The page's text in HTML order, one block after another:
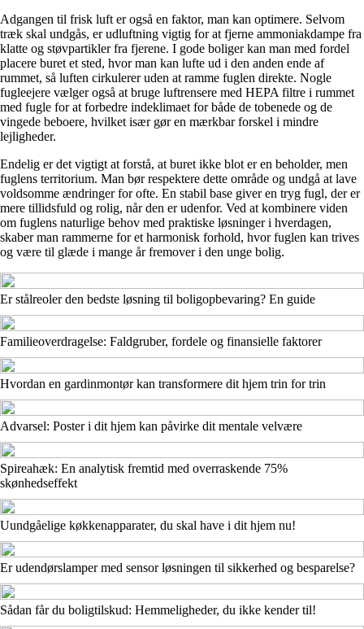
Adgangen til frisk luft er også en faktor, man kan optimere. Selvom
træk skal undgås, er udluftning vigtig for at fjerne ammoniakdampe fra
klatte og støvpartikler fra fjerene. I gode boliger kan man med fordel
placere buret et sted, hvor man kan lufte ud i den anden ende af
rummet, så luften cirkulerer uden at ramme fuglen direkte. Nogle
fugleejere vælger også at bruge luftrensere med HEPA filtre i rummet
med fugle for at forbedre indeklimaet for både de tobenede og de
vingede beboere, hvilket især gør en mærkbar forskel i mindre
lejligheder.
Endelig er det vigtigt at forstå, at buret ikke blot er en beholder, men
fuglens territorium. Man bør respektere dette område og undgå at lave
voldsomme ændringer for ofte. En stabil base giver en tryg fugl, der er
mere tillidsfuld og rolig, når den er udenfor. Ved at kombinere viden
om fuglens naturlige behov med praktiske løsninger i hverdagen,
skaber man rammerne for et harmonisk forhold, hvor fuglen kan trives
og være til glæde i mange år fremover i den unge bolig.
Er stålreoler den bedste løsning til boligopbevaring? En guide
Familieoverdragelse: Faldgruber, fordele og finansielle faktorer
Hvordan en gardinmontør kan transformere dit hjem trin for trin
Advarsel: Poster i dit hjem kan påvirke dit mentale velvære
Spireahæk: En analytisk fremtid med overraskende 75%
skønhedseffekt
Uundgåelige køkkenapparater, du skal have i dit hjem nu!
Er udendørslamper med sensor løsningen til sikkerhed og besparelse?
Sådan får du boligtilskud: Hemmeligheder, du ikke kender til!